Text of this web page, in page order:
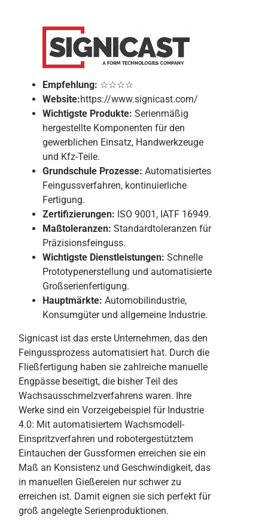
Empfehlung: ☆☆☆☆
Website:https://www.signicast.com/
Wichtigste Produkte: Serienmäßig
hergestellte Komponenten für den
gewerblichen Einsatz, Handwerkzeuge
und Kfz-Teile.
Grundschule Prozesse: Automatisiertes
Feingussverfahren, kontinuierliche
Fertigung.
Zertifizierungen: ISO 9001, IATF 16949.
Maßtoleranzen: Standardtoleranzen für
Präzisionsfeinguss.
Wichtigste Dienstleistungen: Schnelle
Prototypenerstellung und automatisierte
Großserienfertigung.
Hauptmärkte: Automobilindustrie,
Konsumgüter und allgemeine Industrie.
Signicast ist das erste Unternehmen, das den
Feingussprozess automatisiert hat. Durch die
Fließfertigung haben sie zahlreiche manuelle
Engpässe beseitigt, die bisher Teil des
Wachsausschmelzverfahrens waren. Ihre
Werke sind ein Vorzeigebeispiel für Industrie
4.0: Mit automatisiertem Wachsmodell-
Einspritzverfahren und robotergestütztem
Eintauchen der Gussformen erreichen sie ein
Maß an Konsistenz und Geschwindigkeit, das
in manuellen Gießereien nur schwer zu
erreichen ist. Damit eignen sie sich perfekt für
groß angelegte Serienproduktionen.